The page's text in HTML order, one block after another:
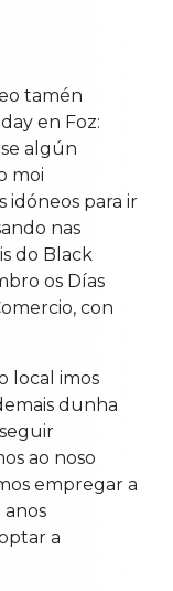
tamén
en Foz:
algún
moi
idóneos para ir
nas
do Black
os Días
con
local imos
dunha
ao noso
empregar a
a